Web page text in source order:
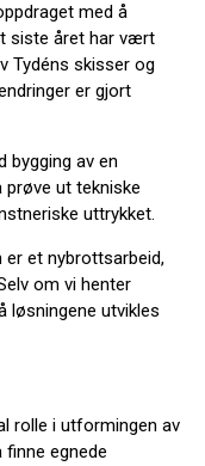
med å
siste året har vært
Tydéns skisser og
er gjort
bygging av en
ut tekniske
uttrykket.
er et nybrottsarbeid,
om vi henter
løsningene utvikles
rolle i utformingen av
finne egnede